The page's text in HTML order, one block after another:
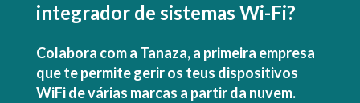
integrador de sistemas Wi-Fi?
Colabora com a Tanaza, a primeira empresa
que te permite gerir os teus dispositivos
WiFi de várias marcas a partir da nuvem.